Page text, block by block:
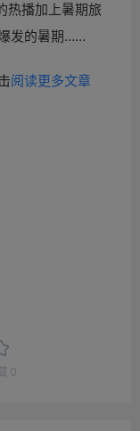
热播加上暑期旅
发的暑期……
阅读更多文章
0